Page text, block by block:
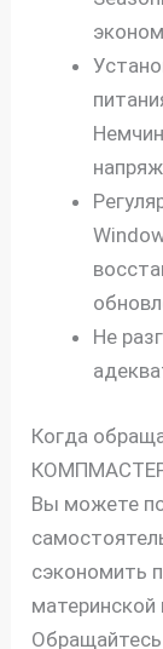
Не
Когда
Вы можете
сэкономить
материнской